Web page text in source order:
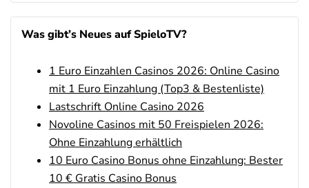
Was gibt’s Neues auf SpieloTV?
1 Euro Einzahlen Casinos 2026: Online Casino
mit 1 Euro Einzahlung (Top3 & Bestenliste)
Lastschrift Online Casino 2026
Novoline Casinos mit 50 Freispielen 2026:
Ohne Einzahlung erhältlich
10 Euro Casino Bonus ohne Einzahlung: Bester
10 € Gratis Casino Bonus